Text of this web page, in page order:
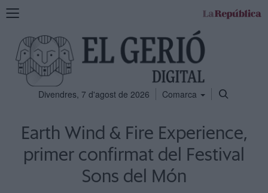
Mostra
navegació
Divendres, 7 d'agost de 2026 Comarca
Earth Wind & Fire Experience,
primer confirmat del Festival
Sons del Món